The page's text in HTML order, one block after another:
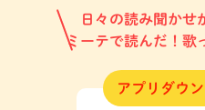
日々の読み聞か
ミーテで読んだ！歌
アプリダウ